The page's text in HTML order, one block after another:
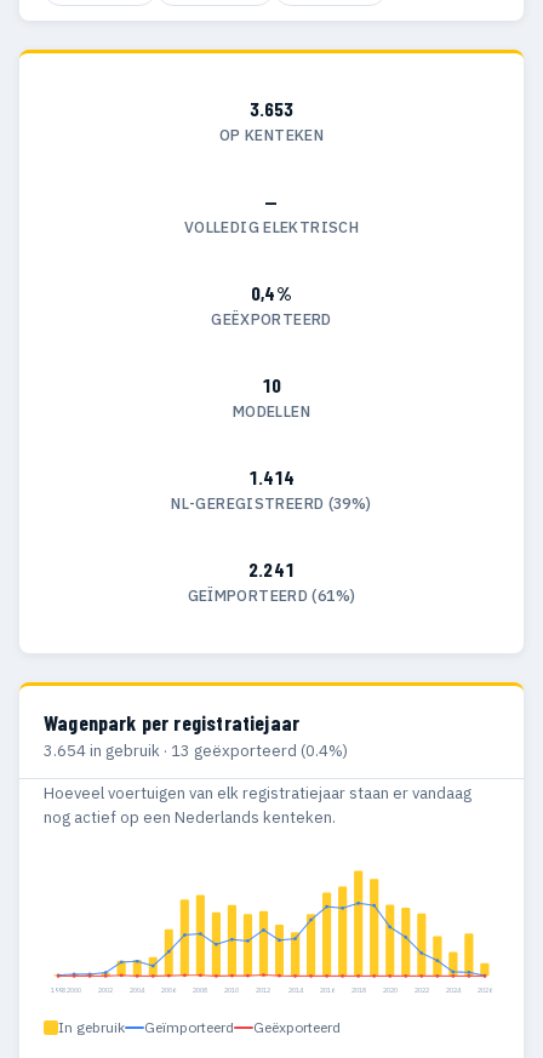
3.653
OP KENTEKEN
—
VOLLEDIG ELEKTRISCH
0,4%
GEËXPORTEERD
10
MODELLEN
1.414
NL-GEREGISTREERD (39%)
2.241
GEÏMPORTEERD (61%)
Wagenpark per registratiejaar
3.654 in gebruik · 13 geëxporteerd (0.4%)
Hoeveel voertuigen van elk registratiejaar staan er vandaag
nog actief op een Nederlands kenteken.
19982000 2002 2004 2006 2008 2010 2012 2014 2016 2018 2020 2022 2024 2026
In gebruik Geïmporteerd Geëxporteerd